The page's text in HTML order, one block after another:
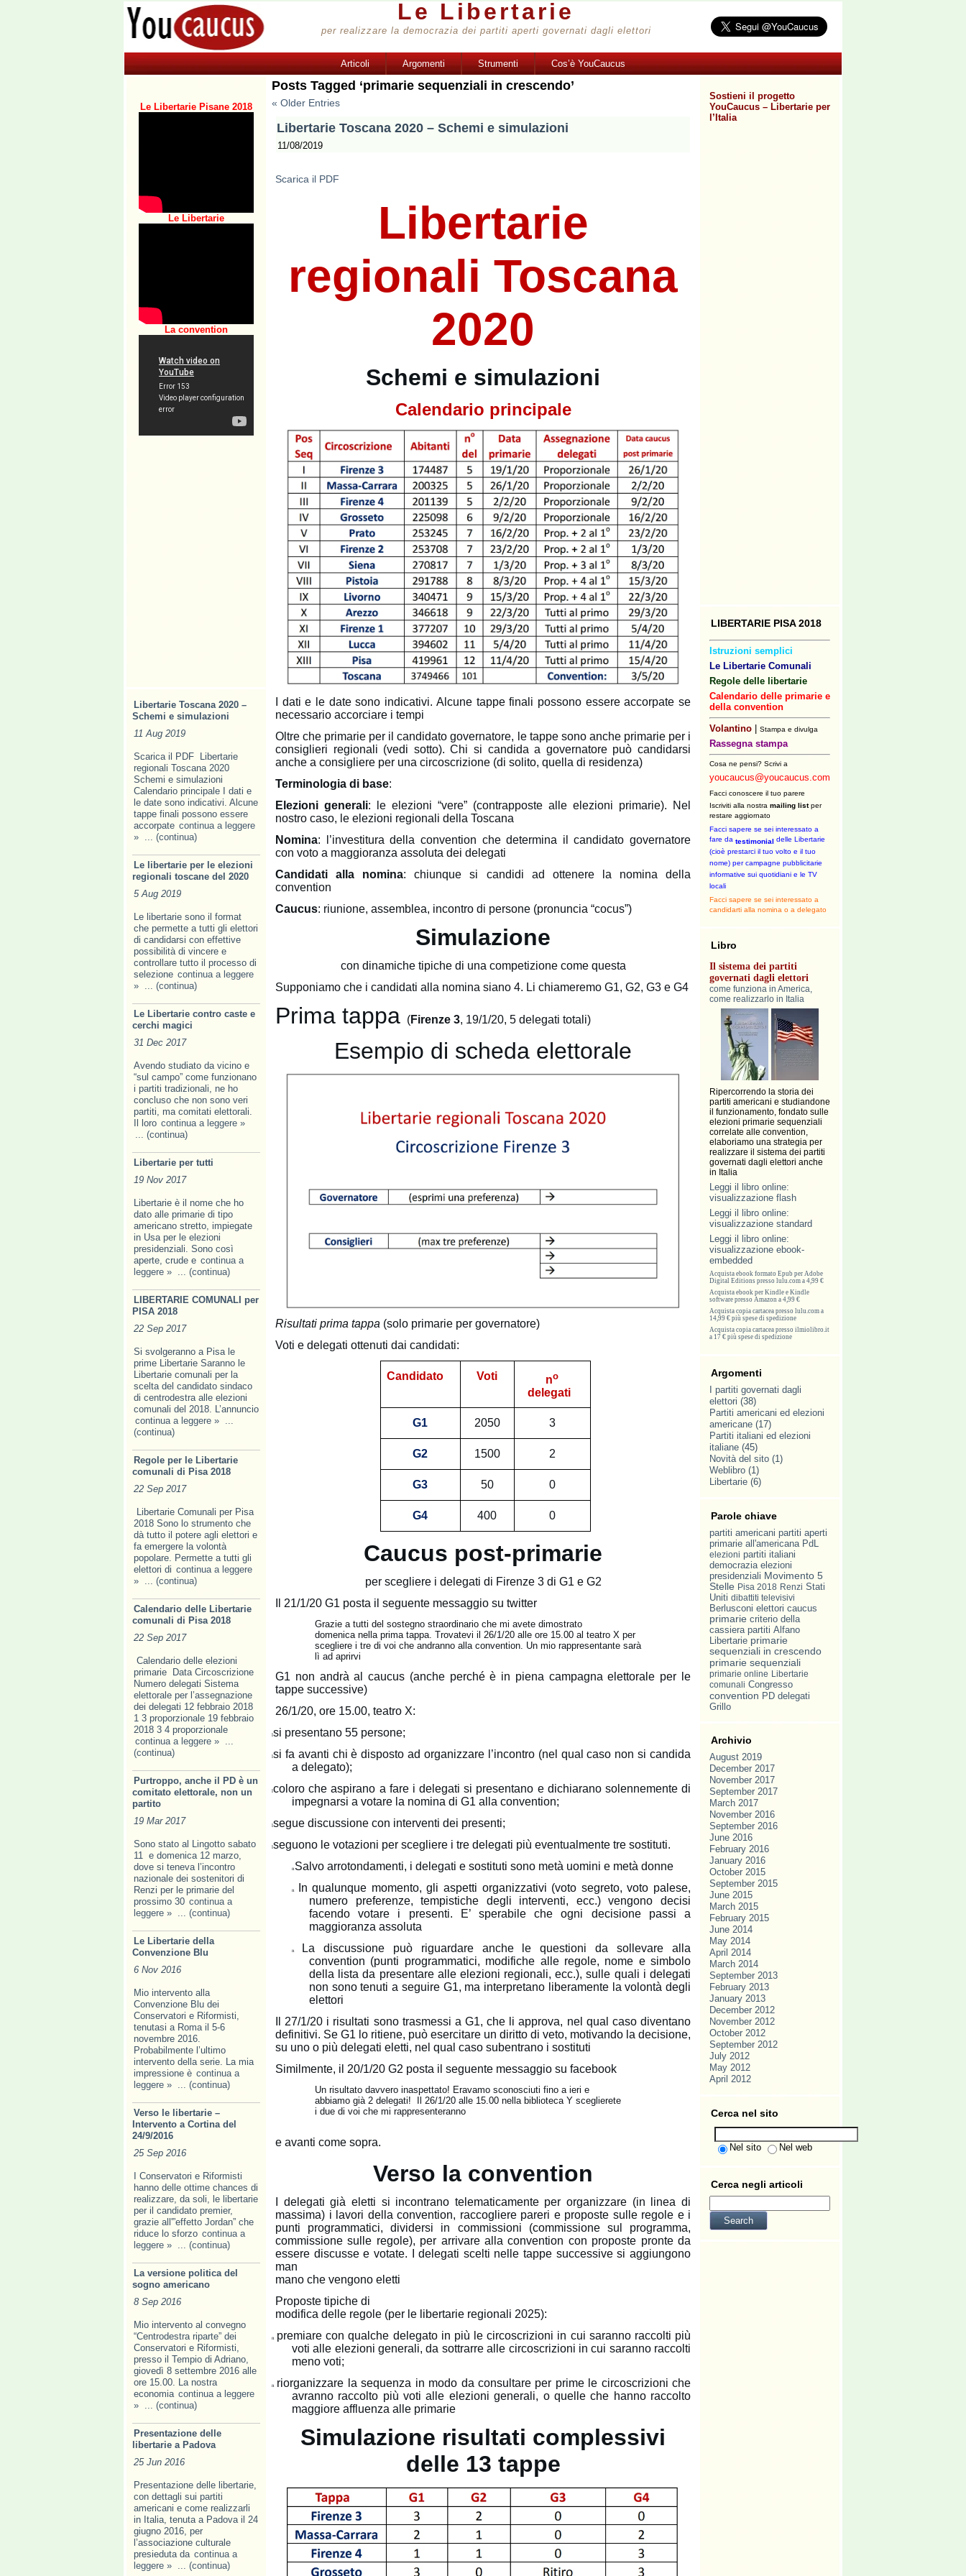
Le Libertarie
per realizzare la democrazia dei partiti aperti governati dagli elettori
Articoli Argomenti Strumenti Cos’è YouCaucus
Le Libertarie Pisane 2018
Le Libertarie
La convention
Libertarie Toscana 2020 –
Schemi e simulazioni
11 Aug 2019
Scarica il PDF Libertarie
regionali Toscana 2020
Schemi e simulazioni
Calendario principale I dati e
le date sono indicativi. Alcune
tappe finali possono essere
accorpate continua a leggere
» ... (continua)
Le libertarie per le elezioni
regionali toscane del 2020
5 Aug 2019
Le libertarie sono il format
che permette a tutti gli elettori
di candidarsi con effettive
possibilità di vincere e
controllare tutto il processo di
selezione continua a leggere
» ... (continua)
Le Libertarie contro caste e
cerchi magici
31 Dec 2017
Avendo studiato da vicino e
“sul campo” come funzionano
i partiti tradizionali, ne ho
concluso che non sono veri
partiti, ma comitati elettorali.
Il loro continua a leggere »
... (continua)
Libertarie per tutti
19 Nov 2017
Libertarie è il nome che ho
dato alle primarie di tipo
americano stretto, impiegate
in Usa per le elezioni
presidenziali. Sono così
aperte, crude e continua a
leggere » ... (continua)
LIBERTARIE COMUNALI per
PISA 2018
22 Sep 2017
Si svolgeranno a Pisa le
prime Libertarie Saranno le
Libertarie comunali per la
scelta del candidato sindaco
di centrodestra alle elezioni
comunali del 2018. L’annuncio
continua a leggere » ...
(continua)
Regole per le Libertarie
comunali di Pisa 2018
22 Sep 2017
Libertarie Comunali per Pisa
2018 Sono lo strumento che
dà tutto il potere agli elettori e
fa emer­gere la volontà
popolare. Permette a tutti gli
elettori di continua a leggere
» ... (continua)
Calendario delle Libertarie
comunali di Pisa 2018
22 Sep 2017
Calendario delle elezioni
primarie Data Circoscrizione
Numero delegati Sistema
elettorale per l’assegnazione
dei delegati 12 febbraio 2018
1 3 proporzionale 19 febbraio
2018 3 4 proporzionale
continua a leggere » ...
(continua)
Purtroppo, anche il PD è un
comitato elettorale, non un
partito
19 Mar 2017
Sono stato al Lingotto sabato
11 e domenica 12 marzo,
dove si teneva l’incontro
nazionale dei sostenitori di
Renzi per le primarie del
prossimo 30 continua a
leggere » ... (continua)
Le Libertarie della
Convenzione Blu
6 Nov 2016
Mio intervento alla
Convenzione Blu dei
Conservatori e Riformisti,
tenutasi a Roma il 5-6
novembre 2016.
Probabilmente l’ultimo
intervento della serie. La mia
impressione è continua a
leggere » ... (continua)
Verso le libertarie –
Intervento a Cortina del
24/9/2016
25 Sep 2016
I Conservatori e Riformisti
hanno delle ottime chances di
realizzare, da soli, le libertarie
per il candidato premier,
grazie all'”effetto Jordan” che
riduce lo sforzo continua a
leggere » ... (continua)
La versione politica del
sogno americano
8 Sep 2016
Mio intervento al convegno
“Centrodestra riparte” dei
Conservatori e Riformisti,
presso il Tempio di Adriano,
giovedì 8 settembre 2016 alle
ore 15.00. La nostra
economia continua a leggere
» ... (continua)
Presentazione delle
libertarie a Padova
25 Jun 2016
Presentazione delle libertarie,
con dettagli sui partiti
americani e come realizzarli
in Italia, tenuta a Padova il 24
giugno 2016, per
l’associazione culturale
presieduta da continua a
leggere » ... (continua)
Posts Tagged ‘primarie sequenziali in crescendo’
« Older Entries
Libertarie Toscana 2020 – Schemi e simulazioni
11/08/2019
Scarica il PDF
Libertarie
regionali Toscana
2020
Schemi e simulazioni
Calendario principale
I dati e le date sono indicativi. Alcune tappe finali possono essere accorpate se
necessario accorciare i tempi
Oltre che primarie per il candidato governatore, le tappe sono anche primarie per i
consiglieri regionali (vedi sotto). Chi si candida a governatore può candidarsi
anche a consigliere per una circoscrizione (di solito, quella di residenza)
Terminologia di base:
Elezioni generali: le elezioni “vere” (contrapposte alle elezioni primarie). Nel
nostro caso, le elezioni regionali della Toscana
Nomina: l’investitura della convention che determina il candidato governatore
con voto a maggioranza assoluta dei delegati
Candidati alla nomina: chiunque si candidi ad ottenere la nomina della
convention
Caucus: riunione, assemblea, incontro di persone (pronuncia “cocus”)
Simulazione
con dinamiche tipiche di una competizione come questa
Supponiamo che i candidati alla nomina siano 4. Li chiameremo G1, G2, G3 e G4
Prima tappa (Firenze 3, 19/1/20, 5 delegati totali)
Esempio di scheda elettorale
Risultati prima tappa (solo primarie per governatore)
Voti e delegati ottenuti dai candidati:
Candidato Voti no
delegati
G1 2050 3
G2 1500 2
G3 50 0
G4 400 0
Caucus post-primarie
per scegliere i delegati di Firenze 3 di G1 e G2
Il 21/1/20 G1 posta il seguente messaggio su twitter
Grazie a tutti del sostegno straordinario che mi avete dimostrato
domenica nella prima tappa. Trovatevi il 26/1/20 alle ore 15.00 al teatro X per
scegliere i tre di voi che andranno alla convention. Un mio rappresentante sarà
lì ad aprirvi
G1 non andrà al caucus (anche perché è in piena campagna elettorale per le
tappe successive)
26/1/20, ore 15.00, teatro X:
si presentano 55 persone;
si fa avanti chi è disposto ad organizzare l’incontro (nel qual caso non si candida
a delegato);
coloro che aspirano a fare i delegati si presentano e dichiarano solennemente di
impegnarsi a votare la nomina di G1 alla convention;
segue discussione con interventi dei presenti;
seguono le votazioni per scegliere i tre delegati più eventualmente tre sostituti.
n Salvo arrotondamenti, i delegati e sostituti sono metà uomini e metà donne
n
In qualunque momento, gli aspetti organizzativi (voto segreto, voto palese,
numero preferenze, tempistiche degli interventi, ecc.) vengono decisi
facendo votare i presenti. E’ sperabile che ogni decisione passi a
maggioranza assoluta
n
La discussione può riguardare anche le questioni da sollevare alla
convention (punti programmatici, modifiche alle regole, nome e simbolo
della lista da presentare alle elezioni regionali, ecc.), sulle quali i delegati
non sono tenuti a seguire G1, ma interpretano liberamente la volontà degli
elettori
Il 27/1/20 i risultati sono trasmessi a G1, che li approva, nel qual caso diventano
definitivi. Se G1 lo ritiene, può esercitare un diritto di veto, motivando la decisione,
su uno o più delegati eletti, nel qual caso subentrano i sostituti
Similmente, il 20/1/20 G2 posta il seguente messaggio su facebook
Un risultato davvero inaspettato! Eravamo sconosciuti fino a ieri e
abbiamo già 2 delegati! Il 26/1/20 alle 15.00 nella biblioteca Y sceglierete
i due di voi che mi rappresenteranno
e avanti come sopra.
Verso la convention
I delegati già eletti si incontrano telematicamente per organizzare (in linea di
massima) i lavori della convention, raccogliere pareri e proposte sulle regole e i
punti programmatici, dividersi in commissioni (commissione sul programma,
commissione sulle regole), per arrivare alla convention con proposte pronte da
essere discusse e votate. I delegati scelti nelle tappe successive si aggiungono
man
mano che vengono eletti
Proposte tipiche di
modifica delle regole (per le libertarie regionali 2025):
n
premiare con qualche delegato in più le circoscrizioni in cui saranno raccolti più
voti alle elezioni generali, da sottrarre alle circoscrizioni in cui saranno raccolti
meno voti;
n riorganizzare la sequenza in modo da consultare per prime le circoscrizioni che
avranno raccolto più voti alle elezioni generali, o quelle che hanno raccolto
maggiore affluenza alle primarie
Simulazione risultati complessivi
delle 13 tappe
Sostieni il progetto
YouCaucus – Libertarie per
l’Italia
LIBERTARIE PISA 2018
Istruzioni semplici
Le Libertarie Comunali
Regole delle libertarie
Calendario delle primarie e
della convention
Volantino
Stampa e divulga
Rassegna stampa
Cosa ne pensi? Scrivi a
youcaucus@youcaucus.com
Facci conoscere il tuo parere
Iscriviti alla nostra mailing listper
restare aggiornato
Facci sapere se sei interessato a
fare da testimonial delle Libertarie
(cioè prestarci il tuo volto e il tuo
nome) per campagne pubblicitarie
informative sui quotidiani e le TV
locali
Facci sapere se sei interessato a
candidarti alla nomina o a delegato
Libro
Il sistema dei partiti
governati dagli elettori
come funziona in America,
come realizzarlo in Italia
Ripercorrendo la storia dei
partiti americani e studiandone
il funzionamento, fondato sulle
elezioni primarie sequenziali
correlate alle convention,
elaboriamo una strategia per
realizzare il sistema dei partiti
governati dagli elettori anche
in Italia
Leggi il libro online:
visualizzazione flash
Leggi il libro online:
visualizzazione standard
Leggi il libro online:
visualizzazione ebook-
embedded
Acquista ebook formato Epub per Adobe
Digital Editions presso lulu.com a 4,99 €
Acquista ebook per Kindle e Kindle
software presso Amazon a 4,99 €
Acquista copia cartacea presso lulu.com a
14,99 € più spese di spedizione
Acquista copia cartacea presso ilmiolibro.it
a 17 € più spese di spedizione
Argomenti
I partiti governati dagli
elettori (38)
Partiti americani ed elezioni
americane (17)
Partiti italiani ed elezioni
italiane (45)
Novità del sito (1)
Weblibro (1)
Libertarie (6)
Parole chiave
partiti americani partiti aperti
primarie all'americana PdL
elezioni partiti italiani
democrazia elezioni
presidenziali Movimento 5
Stelle Pisa 2018 Renzi Stati
Uniti dibattiti televisivi
Berlusconi elettori caucus
primarie criterio della
cassiera partiti Alfano
Libertarie primarie
sequenziali in crescendo
primarie sequenziali
primarie online Libertarie
comunali Congresso
convention PD delegati
Grillo
Archivio
August 2019
December 2017
November 2017
September 2017
March 2017
November 2016
September 2016
June 2016
February 2016
January 2016
October 2015
September 2015
June 2015
March 2015
February 2015
June 2014
May 2014
April 2014
March 2014
September 2013
February 2013
January 2013
December 2012
November 2012
October 2012
September 2012
July 2012
May 2012
April 2012
Cerca nel sito
Nel sito Nel web
Cerca negli articoli